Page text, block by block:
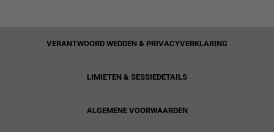
VERANTWOORD WEDDEN & PRIVACYVERKLARING
LIMIETEN & SESSIEDETAILS
ALGEMENE VOORWAARDEN